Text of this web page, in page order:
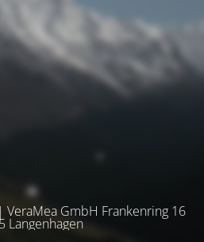
GmbH Frankenring 16
Langenhagen